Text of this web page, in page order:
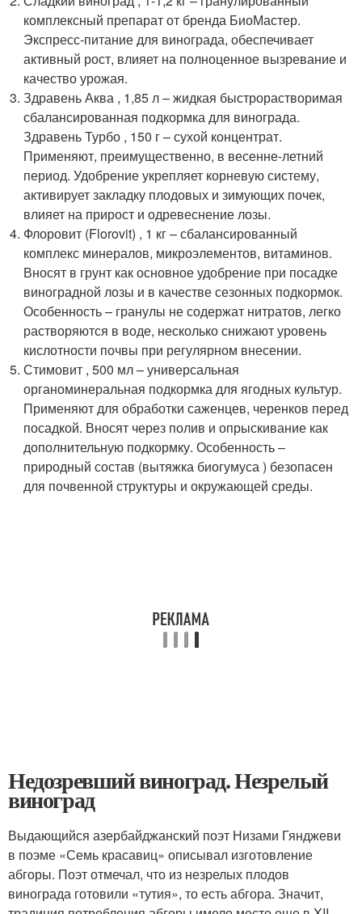
комплексный препарат от бренда БиоМастер.
Экспресс-питание для винограда, обеспечивает
активный рост, влияет на полноценное вызревание и
качество урожая.
Здравень Аква , 1,85 л – жидкая быстрорастворимая
сбалансированная подкормка для винограда.
Здравень Турбо , 150 г – сухой концентрат.
Применяют, преимущественно, в весенне-летний
период. Удобрение укрепляет корневую систему,
активирует закладку плодовых и зимующих почек,
влияет на прирост и одревеснение лозы.
Флоровит (Florovit) , 1 кг – сбалансированный
комплекс минералов, микроэлементов, витаминов.
Вносят в грунт как основное удобрение при посадке
виноградной лозы и в качестве сезонных подкормок.
Особенность – гранулы не содержат нитратов, легко
растворяются в воде, несколько снижают уровень
кислотности почвы при регулярном внесении.
Стимовит , 500 мл – универсальная
органоминеральная подкормка для ягодных культур.
Применяют для обработки саженцев, черенков перед
посадкой. Вносят через полив и опрыскивание как
дополнительную подкормку. Особенность –
природный состав (вытяжка биогумуса ) безопасен
для почвенной структуры и окружающей среды.
Недозревший виноград. Незрелый
виноград
Выдающийся азербайджанский поэт Низами Гянджеви
в поэме «Семь красавиц» описывал изготовление
абгоры. Поэт отмечал, что из незрелых плодов
винограда готовили «тутия», то есть абгора. Значит,